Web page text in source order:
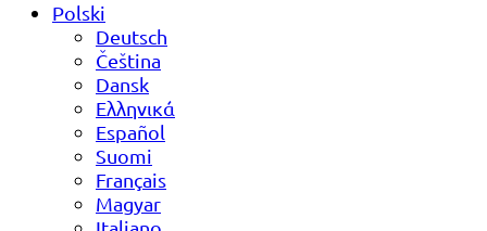
Polski
Deutsch
Čeština
Dansk
Ελληνικά
Español
Suomi
Français
Magyar